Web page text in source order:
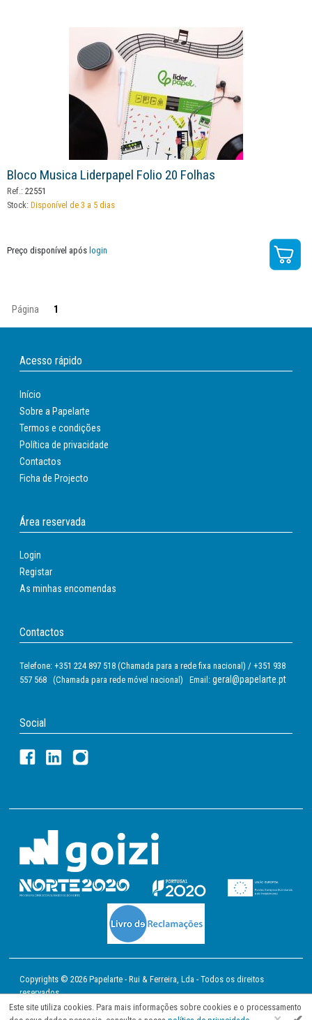
Bloco Musica Liderpapel Folio 20 Folhas
Ref.: 22551
Stock: Disponível de 3 a 5 dias
Preço disponível após login
Página 1
Acesso rápido
Início
Sobre a Papelarte
Termos e condições
Política de privacidade
Contactos
Ficha de Projecto
Área reservada
Login
Registar
As minhas encomendas
Contactos
Telefone: +351 224 897 518 (Chamada para a rede fixa nacional) / +351 938
557 568 (Chamada para rede móvel nacional) Email: geral@papelarte.pt
Social
Copyrights © 2026 Papelarte - Rui & Ferreira, Lda - Todos os direitos
reservados
Este site utiliza cookies. Para mais informações sobre cookies e o processamento